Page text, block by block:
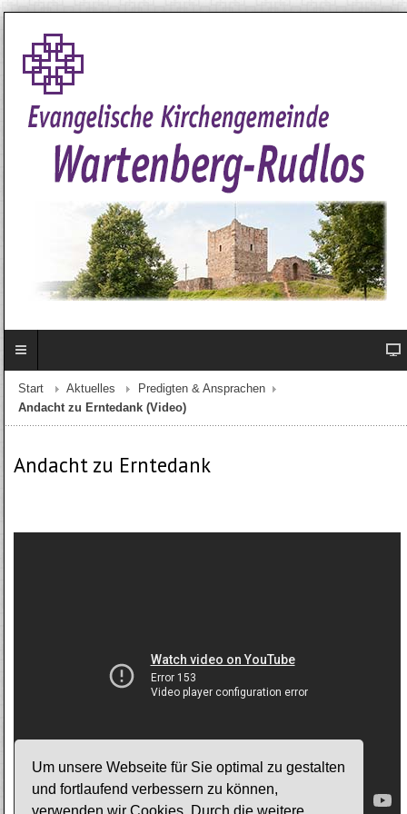
Um unsere Webseite für Sie optimal zu gestalten
und fortlaufend verbessern zu können,
verwenden wir Cookies. Durch die weitere
Start Aktuelles
Predigten & Ansprachen
Andacht zu Erntedank (Video)
Andacht zu Erntedank